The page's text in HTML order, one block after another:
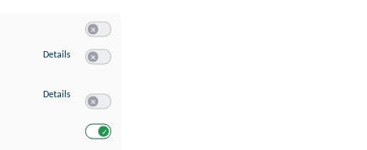
Details zu Speichern von oder Zugriff auf Informationen auf einem Endgerät
Details zu Verwendung reduzierter Daten zur Auswahl von Werbeanzeigen